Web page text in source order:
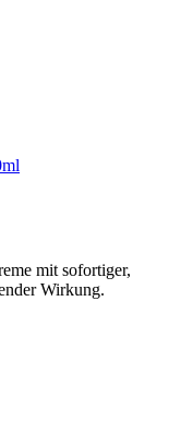
mit sofortiger,
Wirkung.